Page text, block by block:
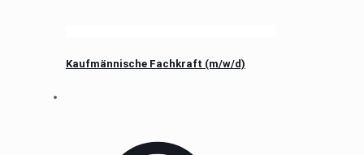
Kaufmännische Fachkraft (m/w/d)